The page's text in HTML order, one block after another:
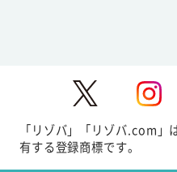
「リゾバ」「リゾバ.com
有する登録商標です。